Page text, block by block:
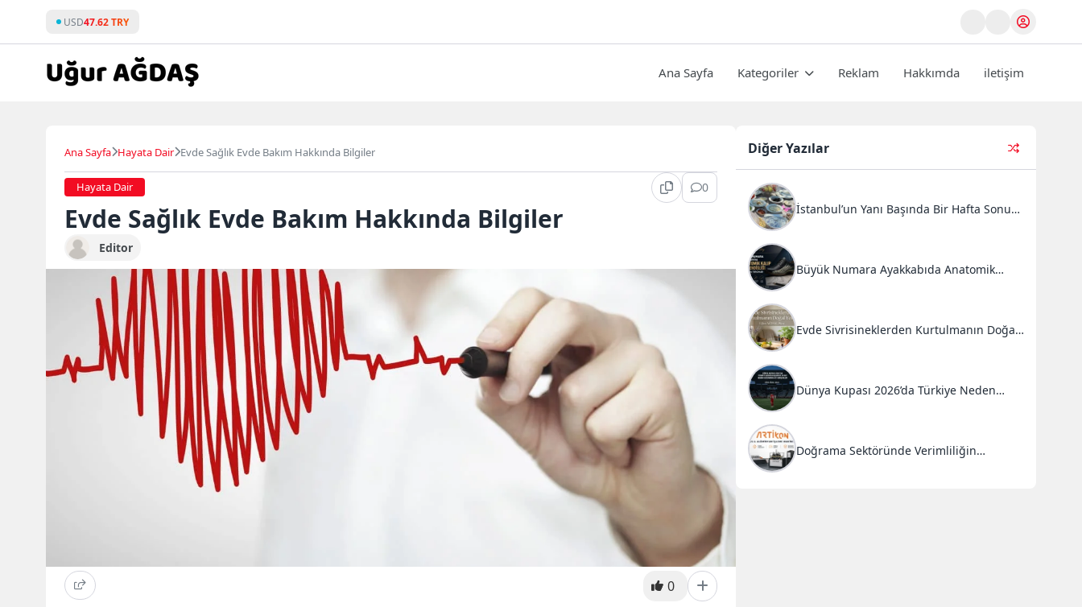
content
USD47.62 TRY
Ana Sayfa Kategoriler Reklam Hakkımda iletişim
Ana Sayfa Hayata Dair Evde Sağlık Evde Bakım Hakkında Bilgiler
Hayata Dair 0
Evde Sağlık Evde Bakım Hakkında Bilgiler
Editor
0
Diğer Yazılar
İstanbul’un Yanı Başında Bir Hafta Sonu
Büyük Numara Ayakkabıda Anatomik
Evde Sivrisineklerden Kurtulmanın Doğal
Dünya Kupası 2026’da Türkiye Neden
Doğrama Sektöründe Verimliliğin